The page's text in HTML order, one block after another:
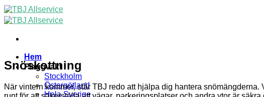
Skip
to
content
Hem
Flaggvakt
Stockholm
Östergötland
Hela Sverige
Snöskottning
När vintern kommer, står TBJ redo att hjälpa dig hantera